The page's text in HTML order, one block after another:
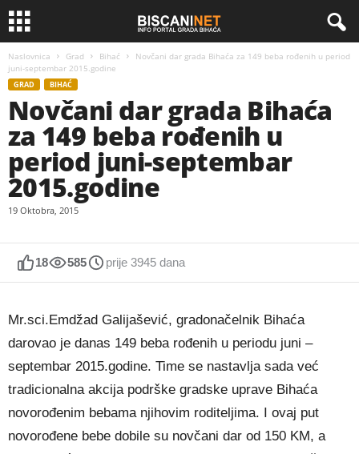
Naslovnica Grad Bihać
Novčani dar grada Bihaća za 149 beba rođenih u period
juni-septembar 2015.godine
GRAD BIHAĆ
Novčani dar grada Bihaća
za 149 beba rođenih u
period juni-septembar
2015.godine
19 Oktobra, 2015
18 585 prije 3945 dana
Mr.sci.Emdžad Galijašević, gradonačelnik Bihaća
darovao je danas 149 beba rođenih u periodu juni –
septembar 2015.godine. Time se nastavlja sada već
tradicionalna akcija podrške gradske uprave Bihaća
novorođenim bebama njihovim roditeljima. I ovaj put
novorođene bebe dobile su novčani dar od 150 KM, a